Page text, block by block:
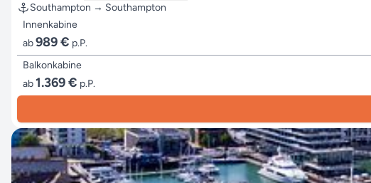
Southampton → Southampton
Innenkabine
ab989 € p.P.
Balkonkabine
ab1.369 € p.P.